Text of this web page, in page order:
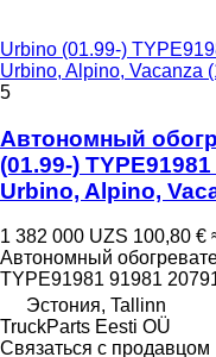
Urbino (01.99-)
Urbino, Alpino, Vacanza
5
Автономный
(01.99-)
Urbino, Alpino,
1 382 000 UZS 100,80 €
Автономный
TYPE91981 91981
Эстония, Tallinn
TruckParts Eesti OÜ
Связаться с продавцом